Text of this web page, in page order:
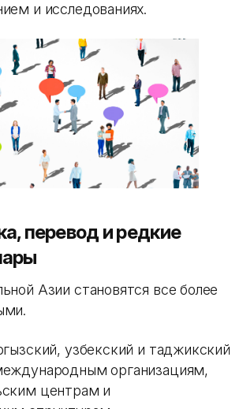
и исследованиях.
перевод и редкие
Азии становятся все более
узбекский и таджикский
организациям,
центрам и